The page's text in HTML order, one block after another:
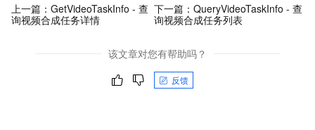
上一篇： GetVideoTaskInfo - 查
询视频合成任务详情
下一篇： QueryVideoTaskInfo - 查
询视频合成任务列表
该文章对您有帮助吗？
反馈